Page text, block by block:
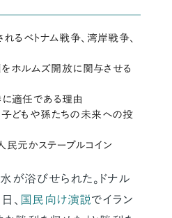
るベトナム戦争、湾岸戦争、
ホルムズ開放に関与させる
適任である理由
どもや孫たちの未来への投
元かステーブルコイン
浴びせられた。ドナル
、 国民向け演説でイラン